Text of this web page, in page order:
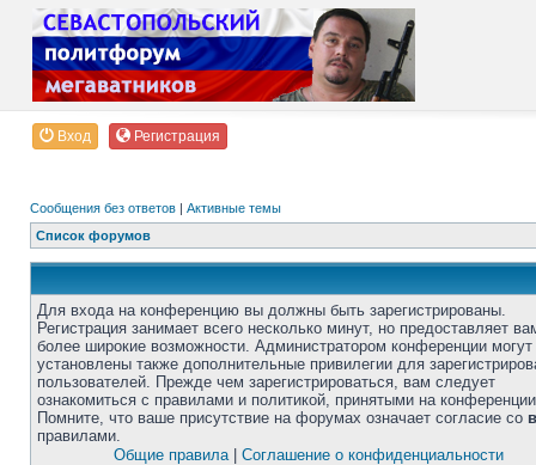
Вход Регистрация
Сообщения без ответов | Активные темы
Список форумов
Для входа на конференцию вы должны быть зарегистрированы.
Регистрация занимает всего несколько минут, но предоставляет
более широкие возможности. Администратором конференции
установлены также дополнительные привилегии для
пользователей. Прежде чем зарегистрироваться, вам следует
ознакомиться с правилами и политикой, принятыми на
Помните, что ваше присутствие на форумах означает согласие со
правилами.
Общие правила| Соглашение о конфиденциальности